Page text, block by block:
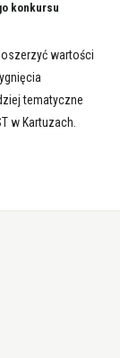
konkursu
wartości
tematyczne
w Kartuzach.